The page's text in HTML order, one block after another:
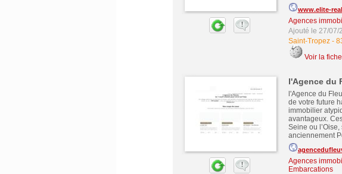
www.elite-
Agences
Ajouté le 27/07/
Saint-Tropez-
Voir la fiche
l'Agence du
l'Agence du
de votre future
immobilier
avantageux.
Seine ou
anciennement
Agences
Embarcations